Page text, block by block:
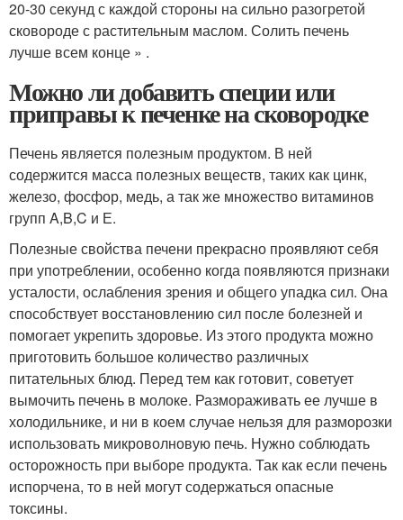
20-30 секунд с каждой стороны на сильно разогретой
сковороде с растительным маслом. Солить печень
лучше всем конце » .
Можно ли добавить специи или
приправы к печенке на сковородке
Печень является полезным продуктом. В ней
содержится масса полезных веществ, таких как цинк,
железо, фосфор, медь, а так же множество витаминов
групп A,B,C и Е.
Полезные свойства печени прекрасно проявляют себя
при употреблении, особенно когда появляются признаки
усталости, ослабления зрения и общего упадка сил. Она
способствует восстановлению сил после болезней и
помогает укрепить здоровье. Из этого продукта можно
приготовить большое количество различных
питательных блюд. Перед тем как готовит, советует
вымочить печень в молоке. Размораживать ее лучше в
холодильнике, и ни в коем случае нельзя для разморозки
использовать микроволновую печь. Нужно соблюдать
осторожность при выборе продукта. Так как если печень
испорчена, то в ней могут содержаться опасные
токсины.